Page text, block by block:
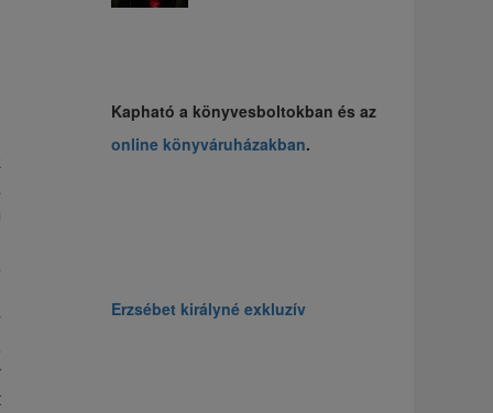
Kapható a könyvesboltokban és az
online könyváruházakban.
Erzsébet királyné exkluzív